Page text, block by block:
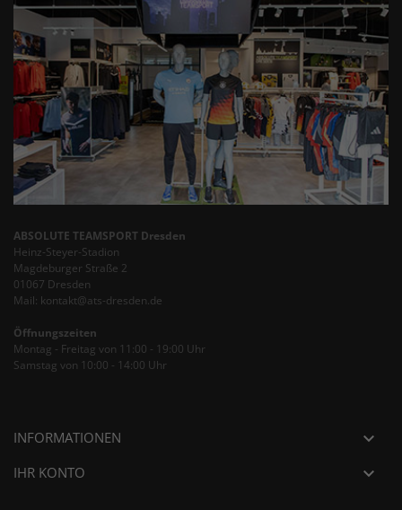
ABSOLUTE TEAMSPORT Dresden
Heinz-Steyer-Stadion
Magdeburger Straße 2
01067 Dresden
Mail: kontakt@ats-dresden.de
Öffnungszeiten
Montag - Freitag von 11:00 - 19:00 Uhr
Samstag von 10:00 - 14:00 Uhr
INFORMATIONEN 
IHR KONTO 